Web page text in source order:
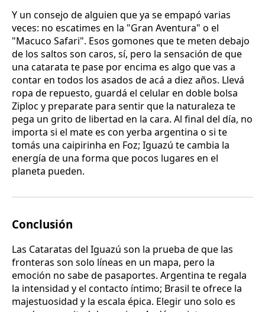
Y un consejo de alguien que ya se empapó varias
veces: no escatimes en la "Gran Aventura" o el
"Macuco Safari". Esos gomones que te meten debajo
de los saltos son caros, sí, pero la sensación de que
una catarata te pase por encima es algo que vas a
contar en todos los asados de acá a diez años. Llevá
ropa de repuesto, guardá el celular en doble bolsa
Ziploc y preparate para sentir que la naturaleza te
pega un grito de libertad en la cara. Al final del día, no
importa si el mate es con yerba argentina o si te
tomás una caipirinha en Foz; Iguazú te cambia la
energía de una forma que pocos lugares en el
planeta pueden.
Conclusión
Las Cataratas del Iguazú son la prueba de que las
fronteras son solo líneas en un mapa, pero la
emoción no sabe de pasaportes. Argentina te regala
la intensidad y el contacto íntimo; Brasil te ofrece la
majestuosidad y la escala épica. Elegir uno solo es